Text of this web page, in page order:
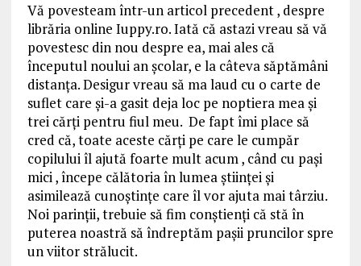
Vă povesteam într-un articol precedent , despre
librăria online Iuppy.ro. Iată că astazi vreau să vă
povestesc din nou despre ea, mai ales că
începutul noului an şcolar, e la câteva săptămâni
distanţa. Desigur vreau să ma laud cu o carte de
suflet care şi-a gasit deja loc pe noptiera mea şi
trei cărţi pentru fiul meu. De fapt îmi place să
cred că, toate aceste cărţi pe care le cumpăr
copilului îl ajută foarte mult acum , când cu paşi
mici , începe călătoria în lumea ştiinţei şi
asimilează cunoştinţe care îl vor ajuta mai târziu.
Noi parinţii, trebuie să fim conştienţi că stă în
puterea noastră să îndreptăm paşii pruncilor spre
un viitor strălucit.